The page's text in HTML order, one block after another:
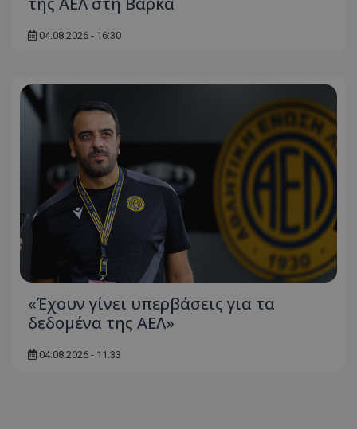
04.08.2026 - 16:30
«Έχουν γίνει υπερβάσεις για τα
δεδομένα της ΑΕΛ»
04.08.2026 - 11:33